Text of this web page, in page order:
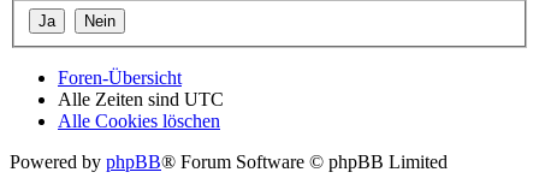
Foren-Übersicht
Alle Zeiten sind UTC
Alle Cookies löschen
Powered by phpBB® Forum Software © phpBB Limited